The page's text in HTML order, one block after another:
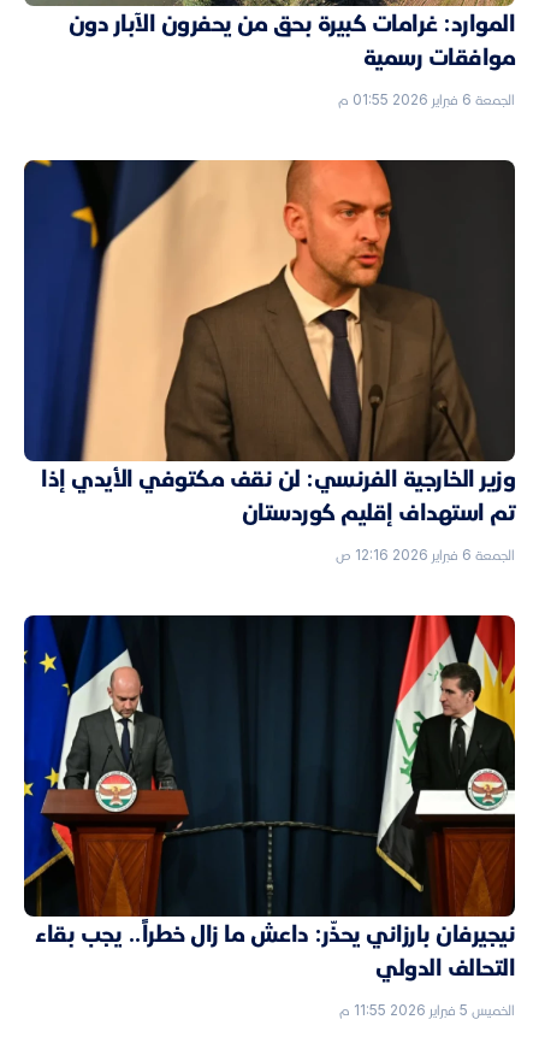
الموارد: غرامات كبيرة بحق من يحفرون الآبار دون
موافقات رسمية
الجمعة 6 فبراير 2026 01:55 م
وزير الخارجية الفرنسي: لن نقف مكتوفي الأيدي إذا
تم استهداف إقليم كوردستان
الجمعة 6 فبراير 2026 12:16 ص
نيجيرفان بارزاني يحذّر: داعش ما زال خطراً.. يجب بقاء
التحالف الدولي
الخميس 5 فبراير 2026 11:55 م